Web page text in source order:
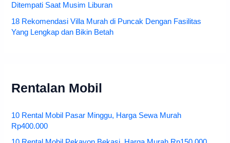
Ditempati Saat Musim Liburan
18 Rekomendasi Villa Murah di Puncak Dengan Fasilitas
Yang Lengkap dan Bikin Betah
Rentalan Mobil
10 Rental Mobil Pasar Minggu, Harga Sewa Murah
Rp400.000